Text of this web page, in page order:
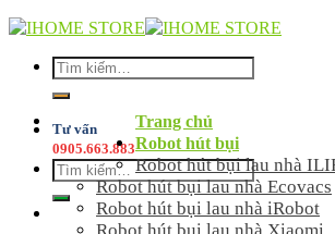
Tìm
kiếm:
Tư vấn
0905.663.883
Tìm
kiếm:
Trang chủ
Robot hút bụi
Robot hút bụi lau nhà
Robot hút bụi lau nhà Ecovacs
Robot hút bụi lau nhà iRobot